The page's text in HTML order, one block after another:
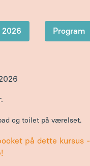
på dette kursus -